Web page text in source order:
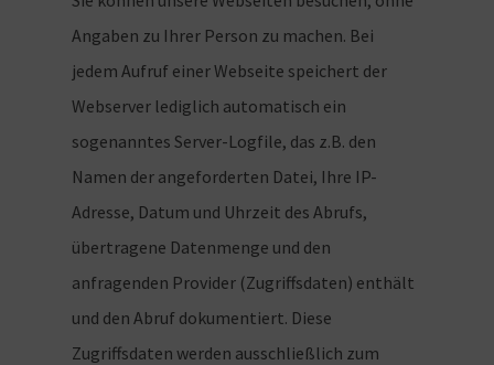
Angaben zu Ihrer Person zu machen. Bei
jedem Aufruf einer Webseite speichert der
Webserver lediglich automatisch ein
sogenanntes Server-Logfile, das z.B. den
Namen der angeforderten Datei, Ihre IP-
Adresse, Datum und Uhrzeit des Abrufs,
übertragene Datenmenge und den
anfragenden Provider (Zugriffsdaten) enthält
und den Abruf dokumentiert. Diese
Zugriffsdaten werden ausschließlich zum